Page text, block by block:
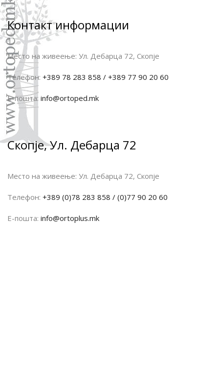
Контакт информации
Место на живеење: Ул. Дебарца 72, Скопје
Телефон: +389 78 283 858 / +389 77 90 20 60
Е-пошта: info@ortoped.mk
Скопје, Ул. Дебарца 72
Место на живеење: Ул. Дебарца 72, Скопје
Телефон: +389 (0)78 283 858 / (0)77 90 20 60
Е-пошта: info@ortoplus.mk